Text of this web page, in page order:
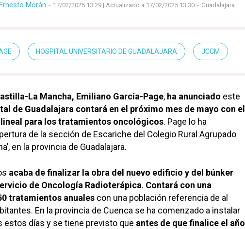
Morán - 17/02/2025 13:29 | Actualizado a 17/02/2025 13:30 - Guadalajara
HOSPITAL UNIVERSITARIO DE GUADALAJARA JCCM
La Mancha, Emiliano García-Page, ha anunciado este
de Guadalajara contará en el próximo mes de mayo con el
para los tratamientos oncológicos. Page lo ha
de la sección de Escariche del Colegio Rural Agrupado
en la provincia de Guadalajara.
acaba de finalizar la obra del nuevo edificio y del búnker
de Oncología Radioterápica. Contará con una
tratamientos anuales con una población referencia de al
En la provincia de Cuenca se ha comenzado a instalar
estos días y se tiene previsto que antes de que finalice el año